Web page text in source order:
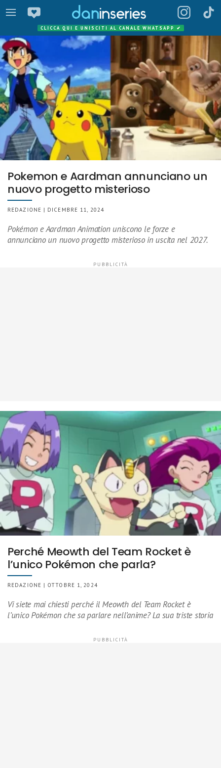
CLICCA QUI E UNISCITI AL CANALE WHATSAPP ✔
Pokemon e Aardman annunciano un
nuovo progetto misterioso
REDAZIONE | DICEMBRE 11, 2024
Pokémon e Aardman Animation uniscono le forze e
annunciano un nuovo progetto misterioso in uscita nel 2027.
Perché Meowth del Team Rocket è
l’unico Pokémon che parla?
REDAZIONE | OTTOBRE 1, 2024
Vi siete mai chiesti perché il Meowth del Team Rocket è
l’unico Pokémon che sa parlare nell’anime? La sua triste storia